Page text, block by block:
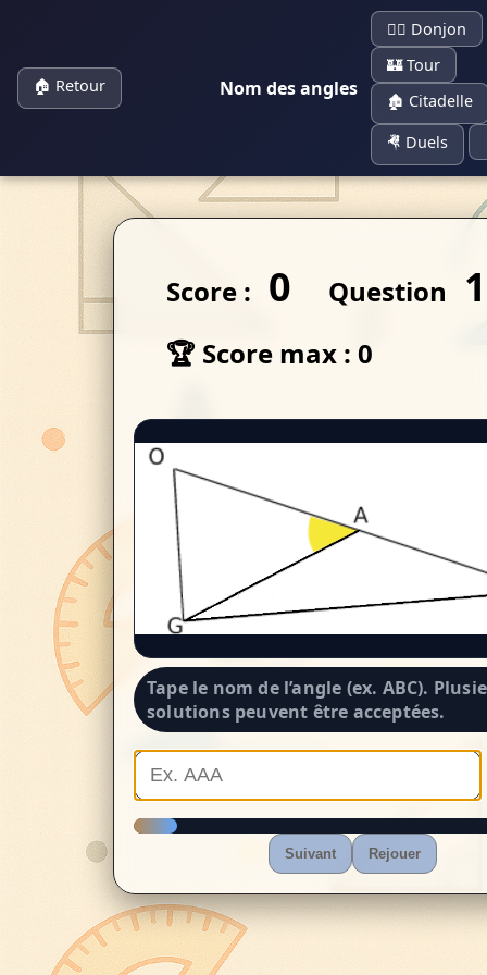
🏠 Retour Nom des angles
🧙‍♀️ Donjon
🏰 Tour
🏚 Citadelle
🤻 Duels
Score : 0 Question 1
🏆 Score max : 0
Tape le nom de l’angle (ex. ABC).
solutions peuvent être acceptées.
Suivant Rejouer
Panneau de gestion des cookies